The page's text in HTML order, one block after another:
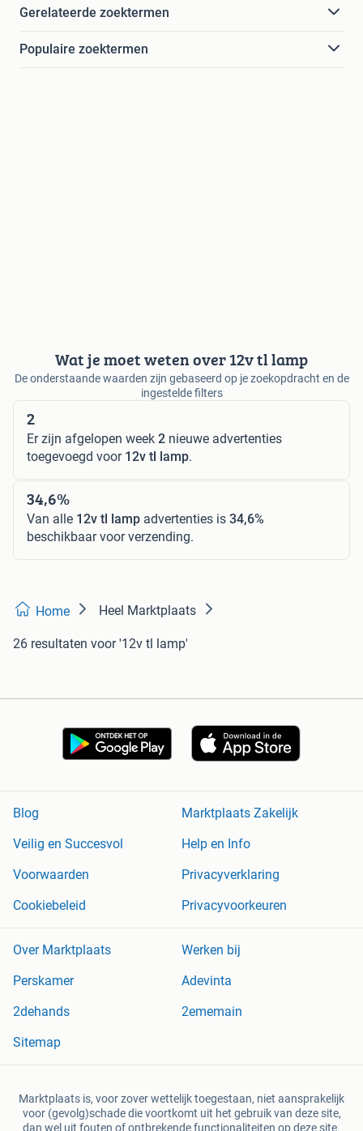
Gerelateerde zoektermen
Populaire zoektermen
Wat je moet weten over 12v tl lamp
De onderstaande waarden zijn gebaseerd op je zoekopdracht en de
ingestelde filters
2
Er zijn afgelopen week 2 nieuwe advertenties
toegevoegd voor 12v tl lamp.
34,6%
Van alle 12v tl lamp advertenties is 34,6%
beschikbaar voor verzending.
Home Heel Marktplaats
26 resultaten voor '12v tl lamp'
Blog
Marktplaats Zakelijk
Veilig en Succesvol
Help en Info
Voorwaarden
Privacyverklaring
Cookiebeleid
Privacyvoorkeuren
Over Marktplaats
Werken bij
Perskamer
Adevinta
2dehands
2ememain
Sitemap
Marktplaats is, voor zover wettelijk toegestaan, niet aansprakelijk
voor (gevolg)schade die voortkomt uit het gebruik van deze site,
dan wel uit fouten of ontbrekende functionaliteiten op deze site.